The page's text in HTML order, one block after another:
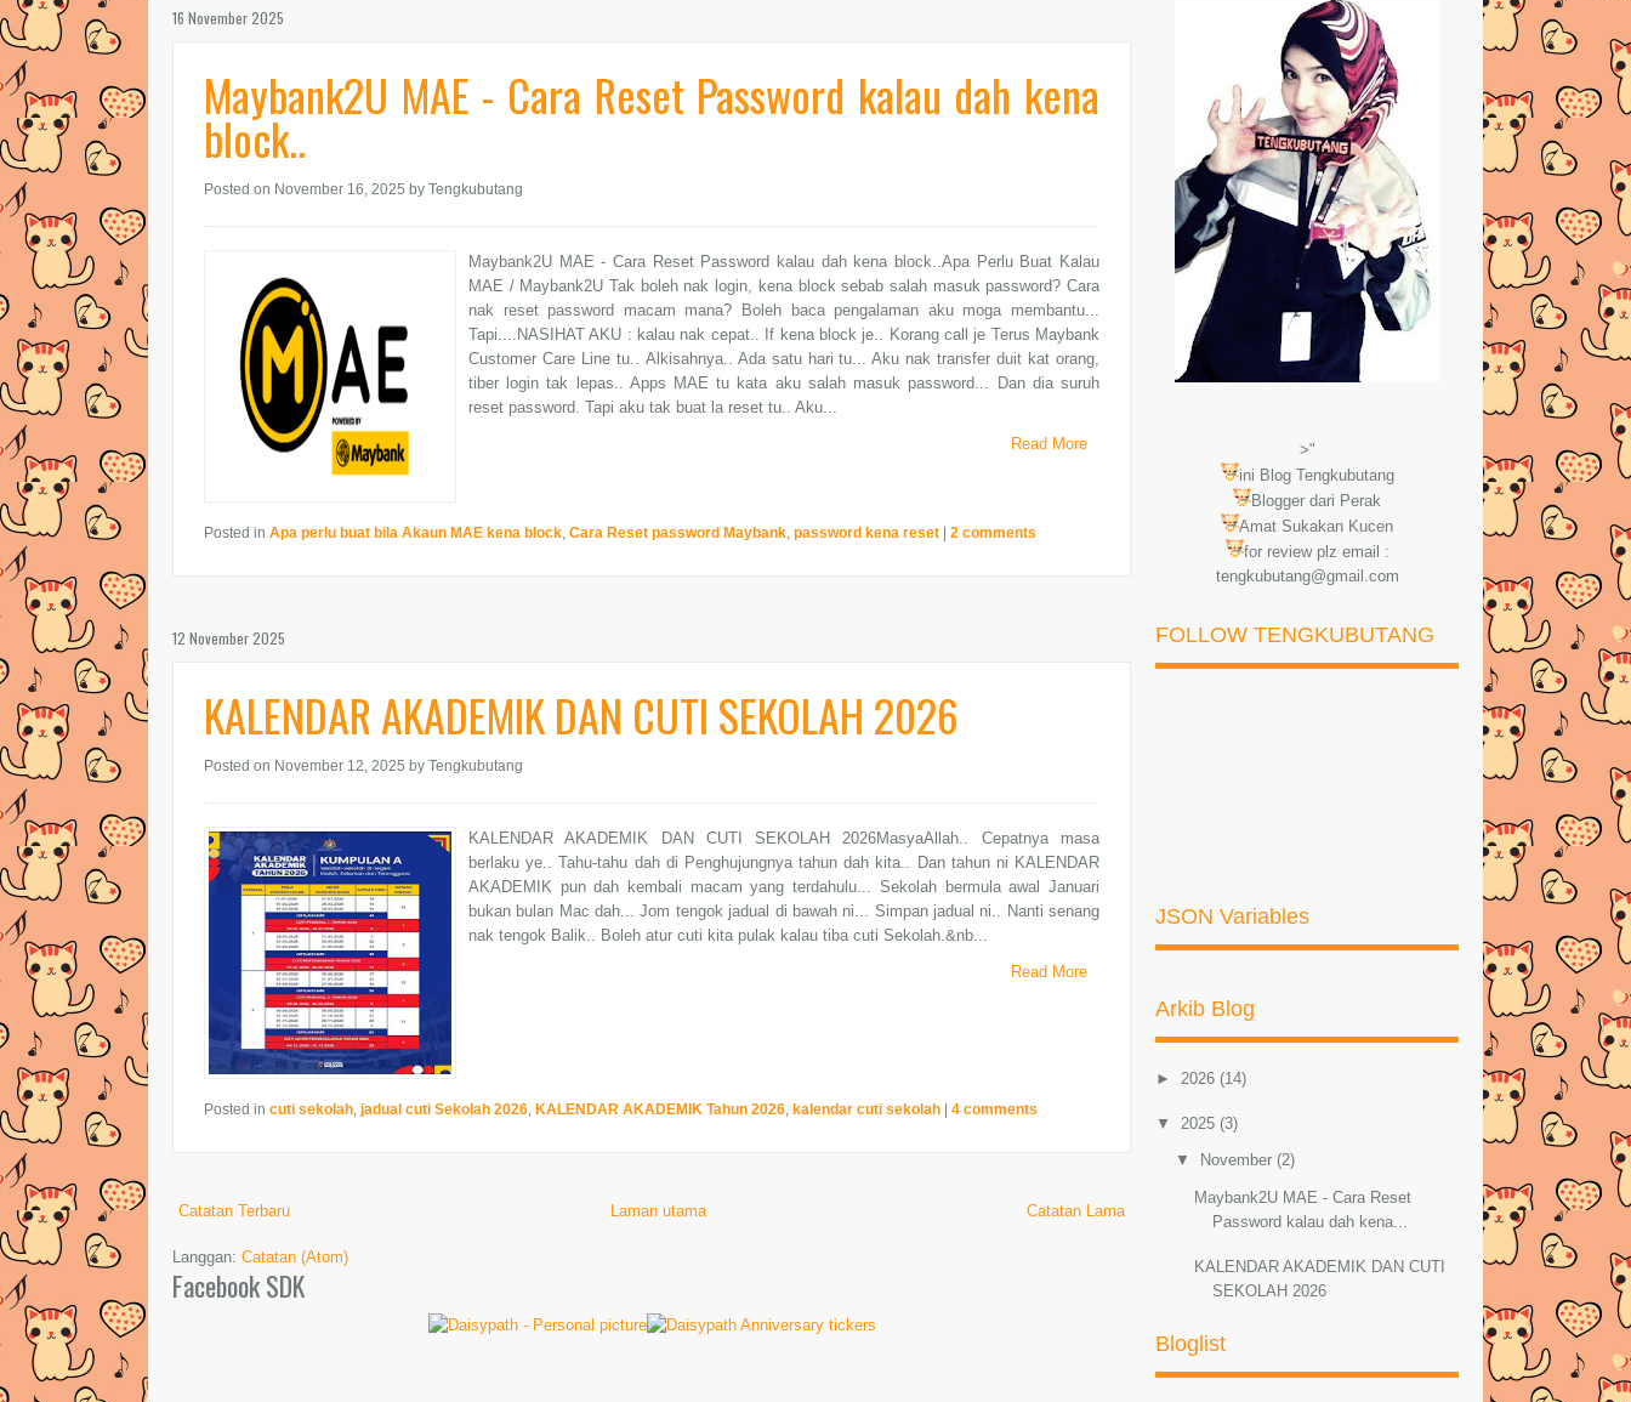
16 November 2025
Maybank2U MAE - Cara Reset Password kalau dah kena
block..
Posted on November 16, 2025 by Tengkubutang
Maybank2U MAE - Cara Reset Password kalau dah kena block..Apa Perlu Buat Kalau
MAE / Maybank2U Tak boleh nak login, kena block sebab salah masuk password? Cara
nak reset password macam mana? Boleh baca pengalaman aku moga membantu...
Tapi....NASIHAT AKU : kalau nak cepat.. If kena block je.. Korang call je Terus Maybank
Customer Care Line tu.. Alkisahnya.. Ada satu hari tu... Aku nak transfer duit kat orang,
tiber login tak lepas.. Apps MAE tu kata aku salah masuk password... Dan dia suruh
reset password. Tapi aku tak buat la reset tu.. Aku...
Read More
Posted in Apa perlu buat bila Akaun MAE kena block, Cara Reset password Maybank, password kena reset 2 comments
12 November 2025
KALENDAR AKADEMIK DAN CUTI SEKOLAH 2026
Posted on November 12, 2025 by Tengkubutang
KALENDAR AKADEMIK DAN CUTI SEKOLAH 2026MasyaAllah.. Cepatnya masa
berlaku ye.. Tahu-tahu dah di Penghujungnya tahun dah kita.. Dan tahun ni KALENDAR
AKADEMIK pun dah kembali macam yang terdahulu... Sekolah bermula awal Januari
bukan bulan Mac dah... Jom tengok jadual di bawah ni... Simpan jadual ni.. Nanti senang
nak tengok Balik.. Boleh atur cuti kita pulak kalau tiba cuti Sekolah.&nb...
Read More
Posted in cuti sekolah, jadual cuti Sekolah 2026, KALENDAR AKADEMIK Tahun 2026, kalendar cuti sekolah 4 comments
Catatan Terbaru Catatan Lama
Laman utama
Langgan: Catatan (Atom)
Facebook SDK
>"
ini Blog Tengkubutang
Blogger dari Perak
Amat Sukakan Kucen
for review plz email :
tengkubutang@gmail.com
FOLLOW TENGKUBUTANG
JSON Variables
Arkib Blog
► 2026 (14)
▼ 2025 (3)
▼ November (2)
Maybank2U MAE - Cara Reset
Password kalau dah kena...
KALENDAR AKADEMIK DAN CUTI
SEKOLAH 2026
►Mei
Bloglist